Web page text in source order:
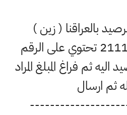
بالعراقنا ( زين )
ارسالة رسالة الى 21112 تحتوي على الرقم
ثم فراغ المبلغ المراد
ثم ارسال